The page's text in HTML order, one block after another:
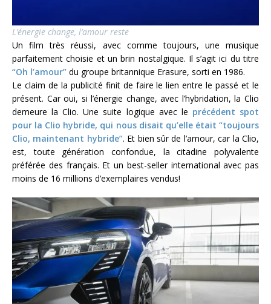
L’énergie change, l’amour reste
Un film très réussi, avec comme toujours, une musique
parfaitement choisie et un brin nostalgique. Il s’agit ici du titre
“Oh l’amour” du groupe britannique Erasure, sorti en 1986.
Le claim de la publicité finit de faire le lien entre le passé et le
présent. Car oui, si l’énergie change, avec l’hybridation, la Clio
demeure la Clio. Une suite logique avec le précédent spot
pour la Clio hybride, qui nous disait qu’elle était “toujours
Clio, maintenant hybride”. Et bien sûr de l’amour, car la Clio,
est, toute génération confondue, la citadine polyvalente
préférée des français. Et un best-seller international avec pas
moins de 16 millions d’exemplaires vendus!